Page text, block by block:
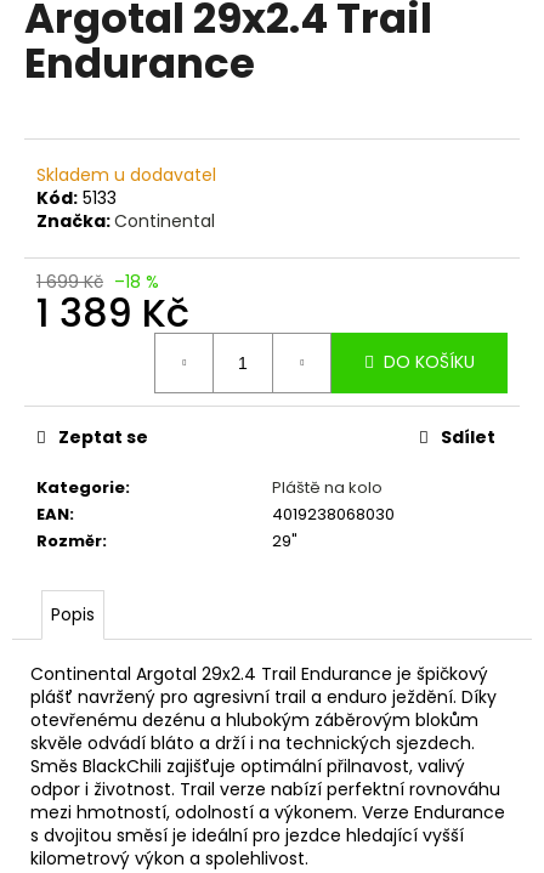
Argotal 29x2.4 Trail
Endurance
Skladem u dodavatel
Kód: 5133
Značka:Continental
1 699 Kč –18 %
1 389 Kč
DO KOŠÍKU
Kategorie:
Pláště na kolo
EAN:
4019238068030
Rozměr: 29"
Zeptat se Sdílet
Popis
Continental Argotal 29x2.4 Trail Endurance je špičkový
plášť navržený pro agresivní trail a enduro ježdění. Díky
otevřenému dezénu a hlubokým záběrovým blokům
skvěle odvádí bláto a drží i na technických sjezdech.
Směs BlackChili zajišťuje optimální přilnavost, valivý
odpor i životnost. Trail verze nabízí perfektní rovnováhu
mezi hmotností, odolností a výkonem. Verze Endurance
s dvojitou směsí je ideální pro jezdce hledající vyšší
kilometrový výkon a spolehlivost.
a
j
o
p
u
č
e
MOUSTACHE
SAMEDI
27
OFF
4
SILVER